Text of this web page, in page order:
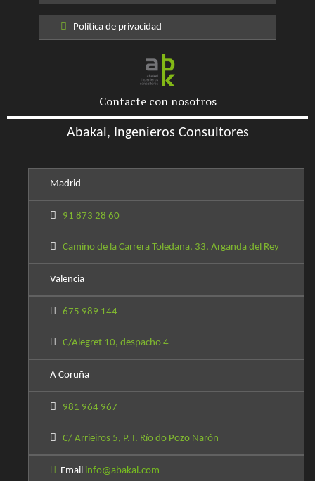
Política de privacidad
Contacte con nosotros
Abakal, Ingenieros Consultores
Madrid
91 873 28 60
Camino de la Carrera Toledana, 33, Arganda del Rey
Valencia
675 989 144
C/Alegret 10, despacho 4
A Coruña
981 964 967
C/ Arrieiros 5, P. I. Río do Pozo Narón
Email info@abakal.com